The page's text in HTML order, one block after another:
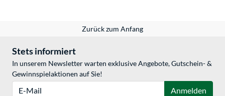
Zurück zum Anfang
Stets informiert
In unserem Newsletter warten exklusive Angebote, Gutschein- &
Gewinnspielaktionen auf Sie!
Anmelden